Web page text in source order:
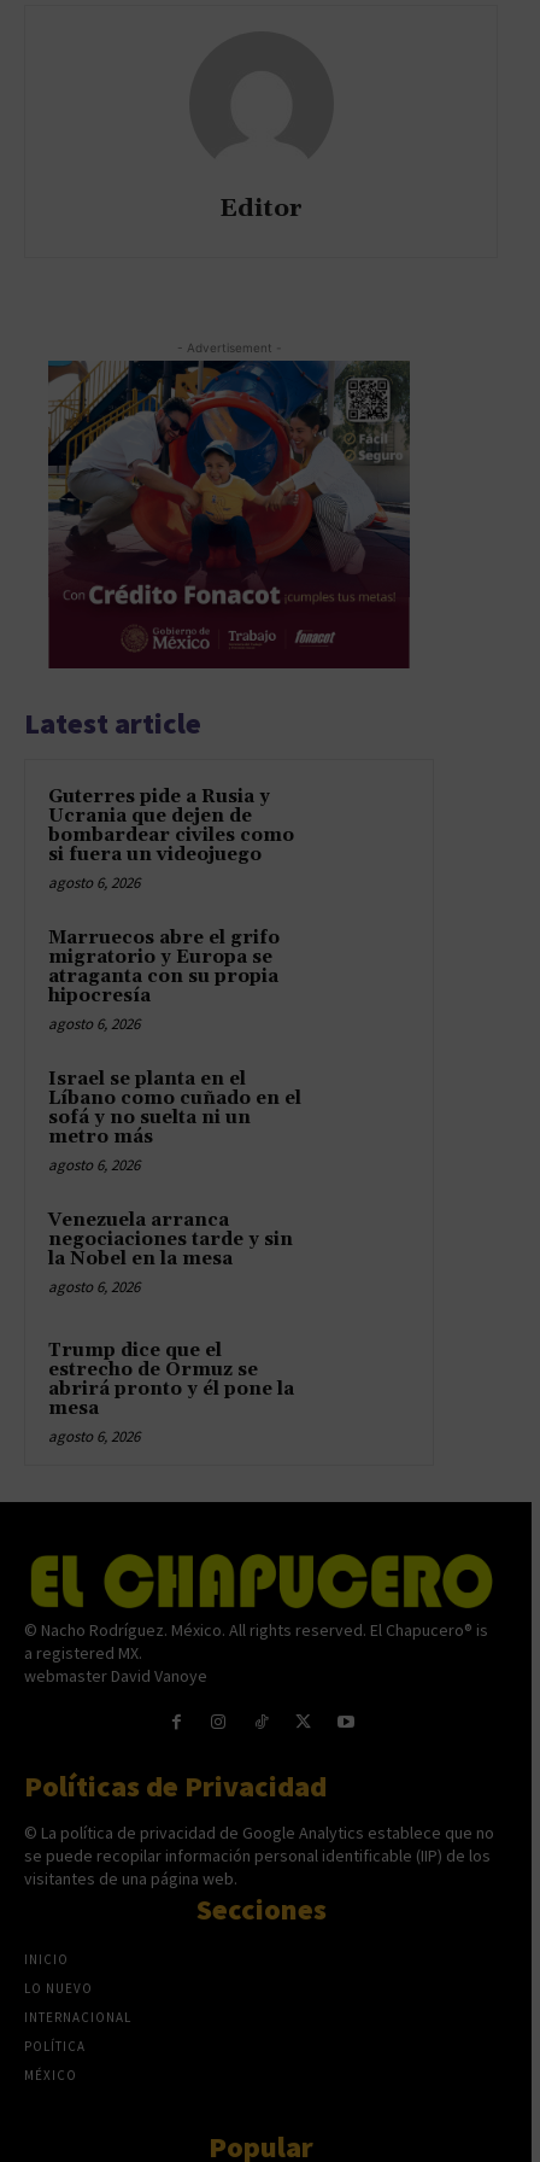
Editor
- Advertisement -
Latest article
Guterres pide a Rusia y
Ucrania que dejen de
bombardear civiles como
si fuera un videojuego
agosto 6, 2026
Marruecos abre el grifo
migratorio y Europa se
atraganta con su propia
hipocresía
agosto 6, 2026
Israel se planta en el
Líbano como cuñado en el
sofá y no suelta ni un
metro más
agosto 6, 2026
Venezuela arranca
negociaciones tarde y sin
la Nobel en la mesa
agosto 6, 2026
Trump dice que el
estrecho de Ormuz se
abrirá pronto y él pone la
mesa
agosto 6, 2026
© Nacho Rodríguez. México. All rights reserved. El Chapucero® is
a registered MX.
webmaster David Vanoye
Políticas de Privacidad
© La política de privacidad de Google Analytics establece que no
se puede recopilar información personal identificable (IIP) de los
visitantes de una página web.
Secciones
INICIO
LO NUEVO
INTERNACIONAL
POLÍTICA
MÉXICO
Popular